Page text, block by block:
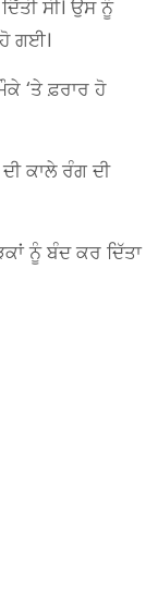
ਸੀ। ਉਸ ਨੂੰ
ਗਈ।
‘ਤੇ ਫ਼ਰਾਰ ਹੋ
ਕਾਲੇ ਰੰਗ ਦੀ
ਨੂੰ ਬੰਦ ਕਰ ਦਿੱਤਾ